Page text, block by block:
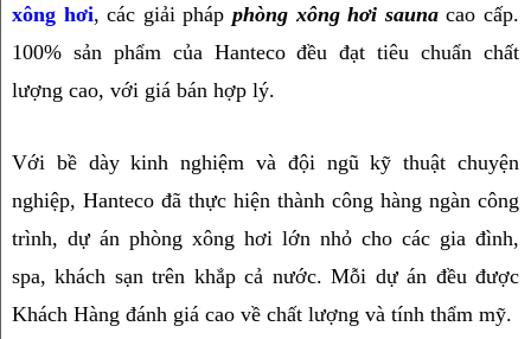
xông hơi, các giải pháp phòng xông hơi sauna cao cấp.
100% sản phẩm của Hanteco đều đạt tiêu chuẩn chất
lượng cao, với giá bán hợp lý.
Với bề dày kinh nghiệm và đội ngũ kỹ thuật chuyện
nghiệp, Hanteco đã thực hiện thành công hàng ngàn công
trình, dự án phòng xông hơi lớn nhỏ cho các gia đình,
spa, khách sạn trên khắp cả nước. Mỗi dự án đều được
Khách Hàng đánh giá cao về chất lượng và tính thẩm mỹ.